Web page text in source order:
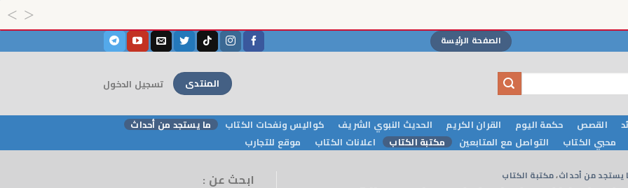
الصفحة الرئيسة
المنتدى تسجيل الدخول
القصص حكمة اليوم القران الكريم الحديث النبوي الشريف كواليس ونفحات الكتاب
ما يستجد من أحداث
محبي الكتاب التواصل مع المتابعين مكتبة الكتاب اعلانات الكتاب موقع للتجارب
يستجد من أحداث،مكتبة الكتاب ابحث عن :